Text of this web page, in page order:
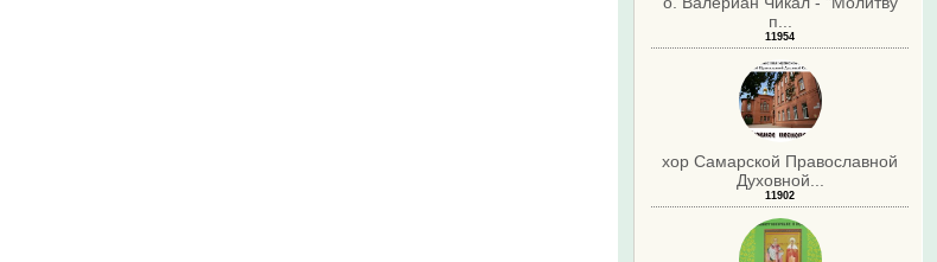
п...
11954
хор Самарской Православной
Духовной...
11902